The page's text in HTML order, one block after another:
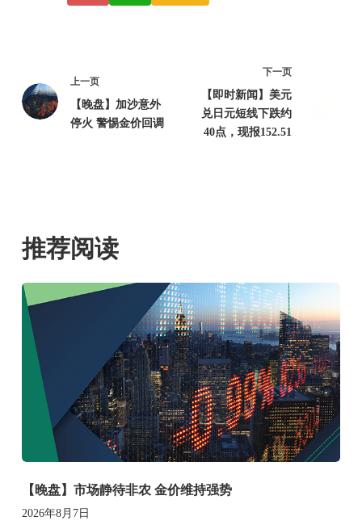
上一页
【晚盘】加沙意外
停火 警惕金价回调
下一页
【即时新闻】美元
兑日元短线下跌约
40点，现报152.51
推荐阅读
【晚盘】市场静待非农 金价维持强势
2026年8月7日